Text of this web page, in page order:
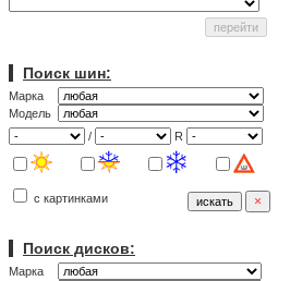
Поиск шин:
Марка
Модель
/
R
с картинками
Поиск дисков:
Марка